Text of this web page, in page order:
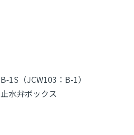
B-1S（JCW103：B-1）
止水弁ボックス